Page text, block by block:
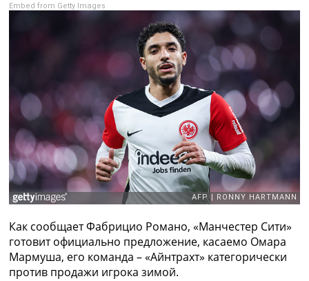
Украина. Первая Лига
Лига Чемпионов
Англия. Премьер Лига
Испания. Ла Лига
Другие Турниры >>>
Таблицы
Таблицы групп Чемпионата Мира
Украина. Премьер-Лига
Украина. Первая Лига
Лига Чемпионов. Таблицы групп
Англия. Премьер-Лига
Испания. Ла Лига
Все таблицы >>>
Рейтинги
Рейтинг стран УЕФА
Рейтинг клубов УЕФА
Рейтинг ФИФА
ТВ программа
Embed from Getty Images
Как сообщает Фабрицио Романо, «Манчестер Сити»
готовит официально предложение, касаемо Омара
Мармуша, его команда – «Айнтрахт» категорически
против продажи игрока зимой.